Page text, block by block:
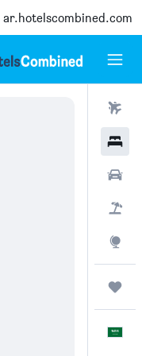
ar.hotelscombined.com